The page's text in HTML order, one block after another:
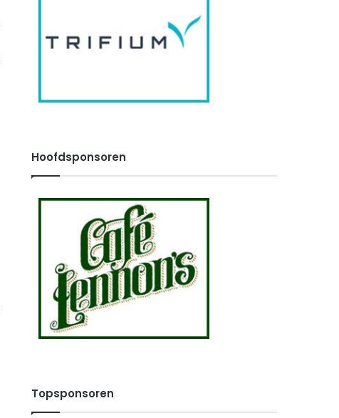
Hoofdsponsoren
Topsponsoren